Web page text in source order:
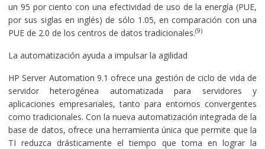
un 95 por ciento con una efectividad de uso de la energía (PUE,
por sus siglas en inglés) de sólo 1.05, en comparación con una
PUE de 2.0 de los centros de datos tradicionales.(9)
La automatización ayuda a impulsar la agilidad
HP Server Automation 9.1 ofrece una gestión de ciclo de vida de
servidor heterogénea automatizada para servidores y
aplicaciones empresariales, tanto para entornos convergentes
como tradicionales. Con la nueva automatización integrada de la
base de datos, ofrece una herramienta única que permite que la
TI reduzca drásticamente el tiempo que toma en lograr la